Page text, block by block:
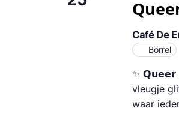
Café De
Borrel
✨ 𝗤𝘂𝗲𝗲𝗿
vleugje
waar